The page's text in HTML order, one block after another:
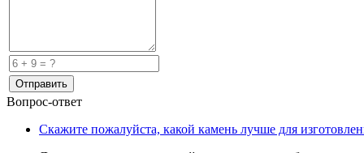
Вопрос-ответ
Скажите пожалуйста, какой камень лучше для